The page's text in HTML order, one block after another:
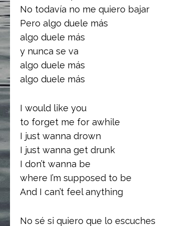
No todavía no me quiero bajar
Pero algo duele más
algo duele más
y nunca se va
algo duele más
algo duele más
I would like you
to forget me for awhile
I just wanna drown
I just wanna get drunk
I don’t wanna be
where I’m supposed to be
And I can’t feel anything
No sé si quiero que lo escuches